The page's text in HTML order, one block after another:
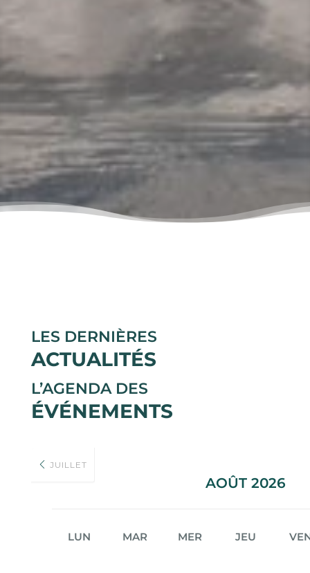
LES DERNIÈRES
ACTUALITÉS
L’AGENDA DES
ÉVÉNEMENTS
JUILLET
AOÛT 2026
LUN MAR MER JEU